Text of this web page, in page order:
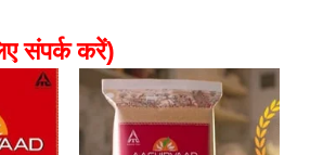
संपर्क करें)